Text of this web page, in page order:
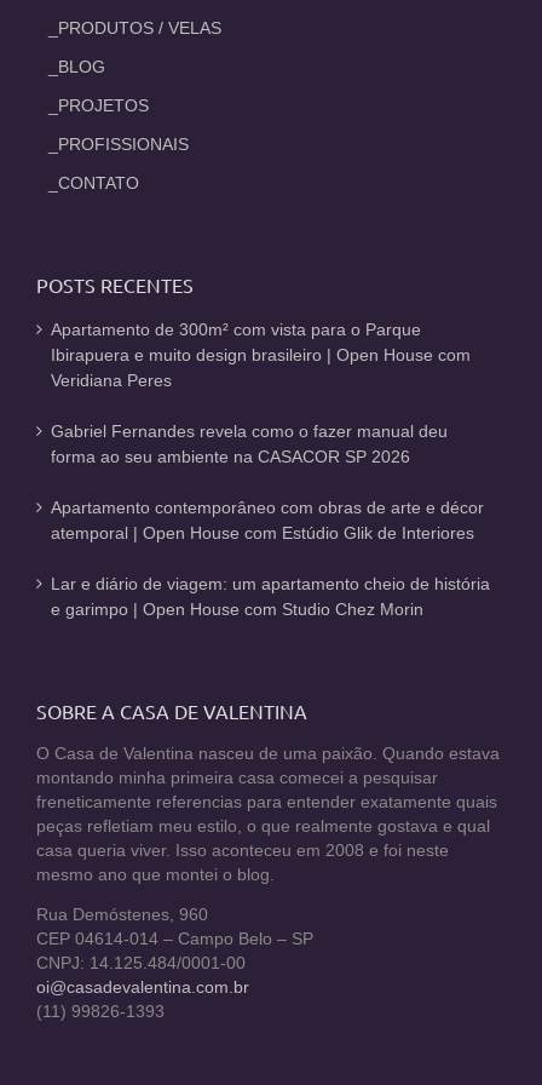
_PRODUTOS / VELAS
_BLOG
_PROJETOS
_PROFISSIONAIS
_CONTATO
POSTS RECENTES
Apartamento de 300m² com vista para o Parque
Ibirapuera e muito design brasileiro | Open House com
Veridiana Peres
Gabriel Fernandes revela como o fazer manual deu
forma ao seu ambiente na CASACOR SP 2026
Apartamento contemporâneo com obras de arte e décor
atemporal | Open House com Estúdio Glik de Interiores
Lar e diário de viagem: um apartamento cheio de história
e garimpo | Open House com Studio Chez Morin
SOBRE A CASA DE VALENTINA
O Casa de Valentina nasceu de uma paixão. Quando estava
montando minha primeira casa comecei a pesquisar
freneticamente referencias para entender exatamente quais
peças refletiam meu estilo, o que realmente gostava e qual
casa queria viver. Isso aconteceu em 2008 e foi neste
mesmo ano que montei o blog.
Rua Demóstenes, 960
CEP 04614-014 – Campo Belo – SP
CNPJ: 14.125.484/0001-00
oi@casadevalentina.com.br
(11) 99826-1393